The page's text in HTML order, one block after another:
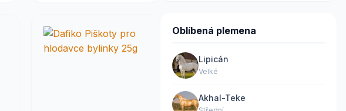
Oblíbená plemena
Lipicán
Velké
Akhal-Teke